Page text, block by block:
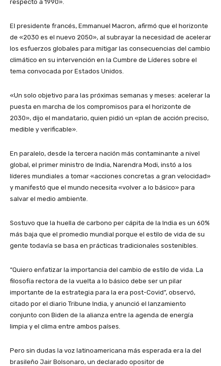
respecto a 1990».
El presidente francés, Emmanuel Macron, afirmó que el horizonte
de «2030 es el nuevo 2050», al subrayar la necesidad de acelerar
los esfuerzos globales para mitigar las consecuencias del cambio
climático en su intervención en la Cumbre de Líderes sobre el
tema convocada por Estados Unidos.
«Un solo objetivo para las próximas semanas y meses: acelerar la
puesta en marcha de los compromisos para el horizonte de
2030», dijo el mandatario, quien pidió un «plan de acción preciso,
medible y verificable».
En paralelo, desde la tercera nación más contaminante a nivel
global, el primer ministro de India, Narendra Modi, instó a los
líderes mundiales a tomar «acciones concretas a gran velocidad»
y manifestó que el mundo necesita «volver a lo básico» para
salvar el medio ambiente.
Sostuvo que la huella de carbono per cápita de la India es un 60%
más baja que el promedio mundial porque el estilo de vida de su
gente todavía se basa en prácticas tradicionales sostenibles.
“Quiero enfatizar la importancia del cambio de estilo de vida. La
filosofía rectora de la vuelta a lo básico debe ser un pilar
importante de la estrategia para la era post-Covid”, observó,
citado por el diario Tribune India, y anunció el lanzamiento
conjunto con Biden de la alianza entre la agenda de energía
limpia y el clima entre ambos países.
Pero sin dudas la voz latinoamericana más esperada era la del
brasileño Jair Bolsonaro, un declarado opositor de